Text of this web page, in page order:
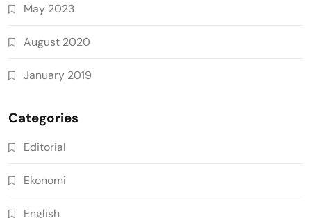
May 2023
August 2020
January 2019
Categories
Editorial
Ekonomi
English